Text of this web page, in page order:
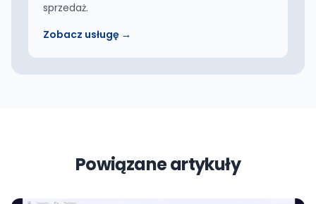
sprzedaż.
Zobacz usługę →
Powiązane artykuły